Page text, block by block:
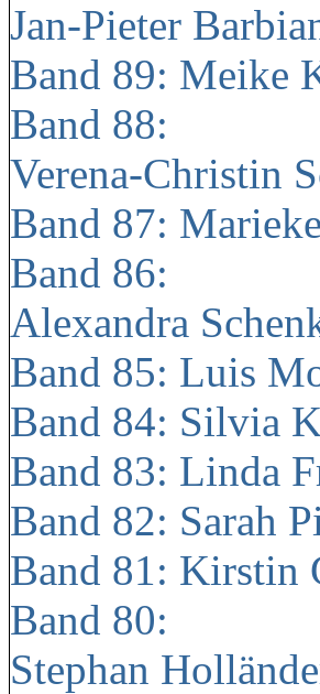
Jan-Pieter
Band 89: Meike
Band 88:
Verena-Christin
Band 87:
Band 86:
Alexandra
Band 85: Luis
Band 84: Silvia
Band 83: Linda
Band 82: Sarah
Band 81: Kirstin
Band 80:
Stephan